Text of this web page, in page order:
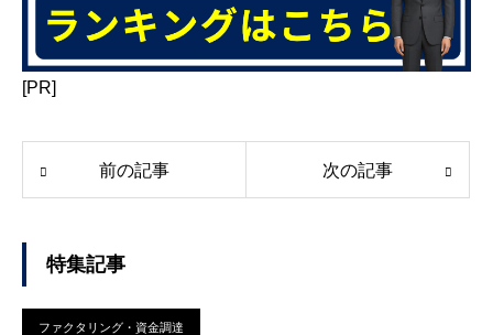
[PR]
前の記事 次の記事
特集記事
ファクタリング・資金調達